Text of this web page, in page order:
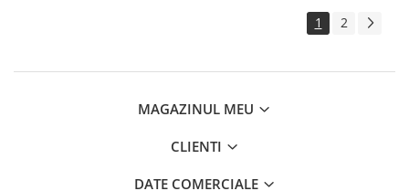
1 2
MAGAZINUL MEU
CLIENTI
DATE COMERCIALE